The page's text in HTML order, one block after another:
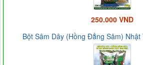
250.000 VND
Bột Sâm Dây (Hồng Đẳng Sâm)